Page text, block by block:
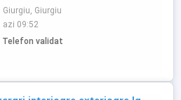
lucrări electrice.dau gauri pentru
seriozitate.preturi super
și zonele limitrofe in
a 50 km.mentionez că lucrez singur
Giurgiu, Giurgiu
azi 09:52
Telefon validat